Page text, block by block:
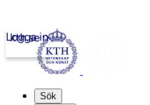
kth.se
Logga in
Sök